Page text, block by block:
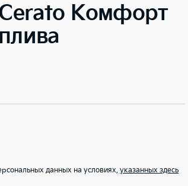
Комфорт
данных на условиях, указанных здесь